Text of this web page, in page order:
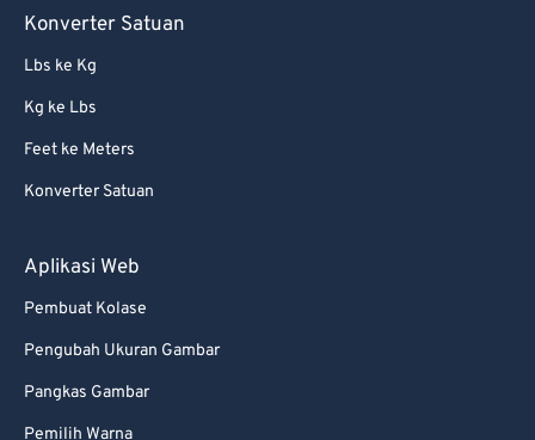
Konverter Satuan
Lbs ke Kg
Kg ke Lbs
Feet ke Meters
Konverter Satuan
Aplikasi Web
Pembuat Kolase
Pengubah Ukuran Gambar
Pangkas Gambar
Pemilih Warna